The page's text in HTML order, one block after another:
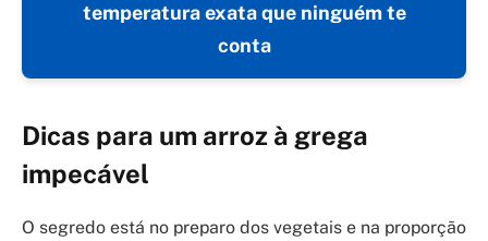
temperatura exata que ninguém te
conta
Dicas para um arroz à grega
impecável
O segredo está no preparo dos vegetais e na proporção